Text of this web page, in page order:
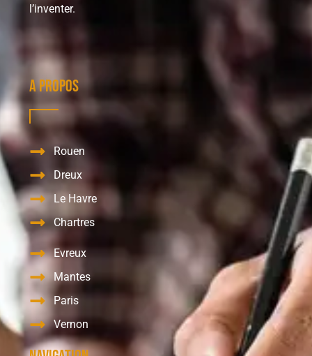
l’inventer.
A propos
Rouen
Dreux
Le Havre
Chartres
Evreux
Mantes
Paris
Vernon